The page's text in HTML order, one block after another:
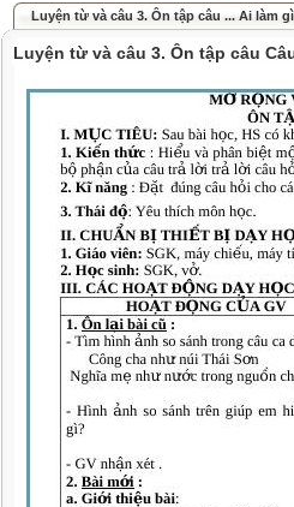
Luyện từ và câu 3. Ôn tập câu ... Ai làm
Luyện từ và câu 3. Ôn tập câu